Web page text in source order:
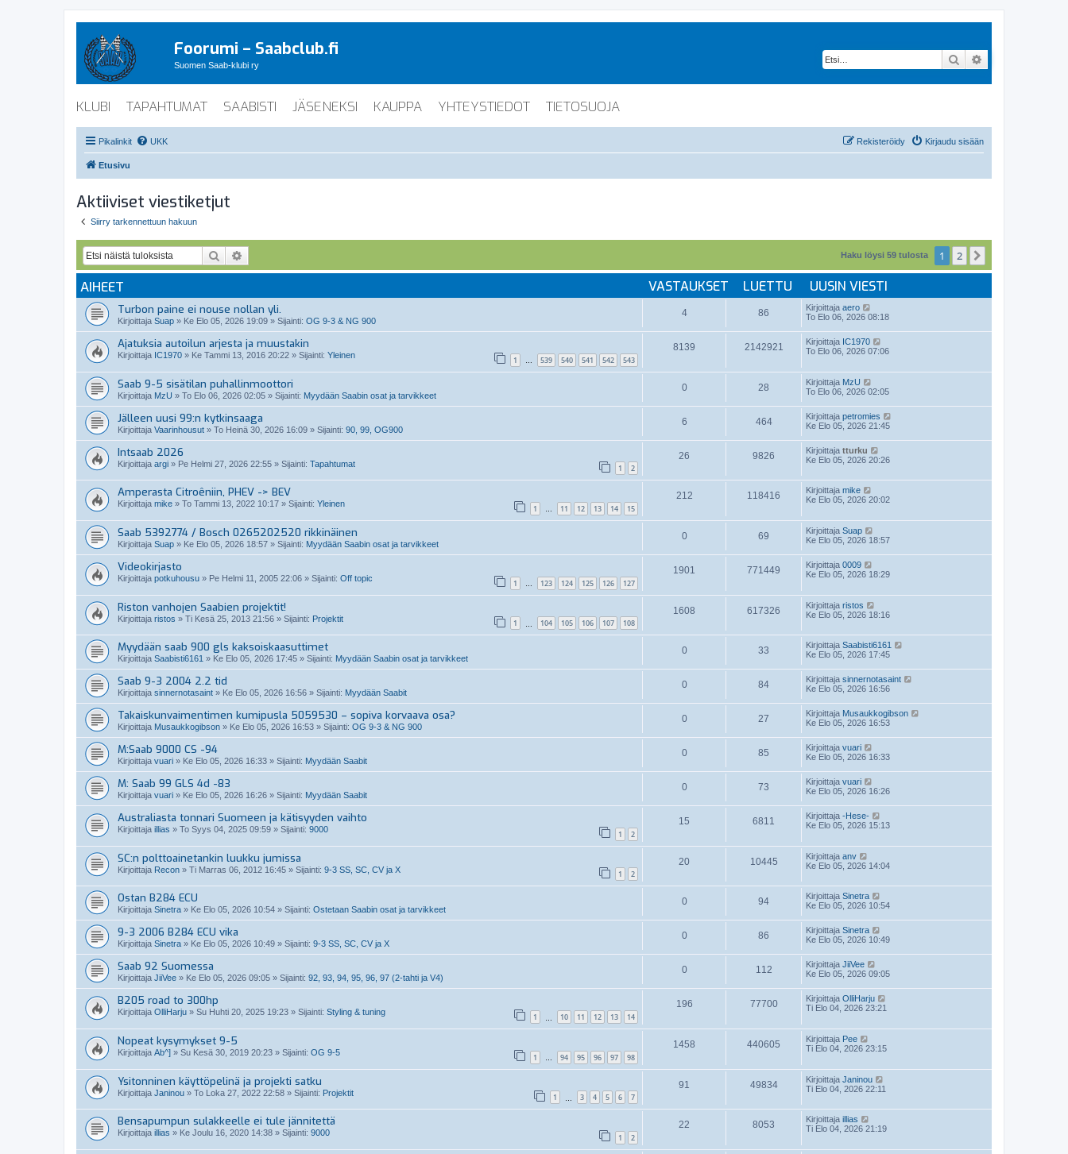
Foorumi – Saabclub.fi
Suomen Saab-klubi ry Etsi
KLUBI TAPAHTUMAT SAABISTI JÄSENEKSI KAUPPA YHTEYSTIEDOT TIETOSUOJA
Pikalinkit UKK Kirjaudu sisään
Rekisteröidy
Etusivu
Aktiiviset viestiketjut
Siirry tarkennettuun hakuun
Etsi Haku löysi 59 tulosta 1 2
AIHEET VASTAUKSET LUETTU UUSIN VIESTI
Turbon paine ei nouse nollan yli.
Kirjoittaja Suap » Ke Elo 05, 2026 19:09 » Sijainti: OG 9-3 & NG 900
4 86 Kirjoittaja aero
To Elo 06, 2026 08:18
Ajatuksia autoilun arjesta ja muustakin
Kirjoittaja IC1970 » Ke Tammi 13, 2016 20:22 » Sijainti: Yleinen 1 … 539 540 541 542 543
8139 2142921 Kirjoittaja IC1970
To Elo 06, 2026 07:06
Saab 9-5 sisätilan puhallinmoottori
Kirjoittaja MzU » To Elo 06, 2026 02:05 » Sijainti: Myydään Saabin osat ja tarvikkeet
0 28 Kirjoittaja MzU
To Elo 06, 2026 02:05
Jälleen uusi 99:n kytkinsaaga
Kirjoittaja Vaarinhousut » To Heinä 30, 2026 16:09 » Sijainti: 90, 99, OG900
6 464 Kirjoittaja petromies
Ke Elo 05, 2026 21:45
Intsaab 2026
Kirjoittaja argi » Pe Helmi 27, 2026 22:55 » Sijainti: Tapahtumat 1 2
26 9826 Kirjoittaja tturku
Ke Elo 05, 2026 20:26
Amperasta Citroêniin, PHEV -> BEV
Kirjoittaja mike » To Tammi 13, 2022 10:17 » Sijainti: Yleinen 1 … 11 12 13 14 15
212 118416 Kirjoittaja mike
Ke Elo 05, 2026 20:02
Saab 5392774 / Bosch 0265202520 rikkinäinen
Kirjoittaja Suap » Ke Elo 05, 2026 18:57 » Sijainti: Myydään Saabin osat ja tarvikkeet
0 69 Kirjoittaja Suap
Ke Elo 05, 2026 18:57
Videokirjasto
Kirjoittaja potkuhousu » Pe Helmi 11, 2005 22:06 » Sijainti: Off topic 1 … 123 124 125 126 127
1901 771449 Kirjoittaja 0009
Ke Elo 05, 2026 18:29
Riston vanhojen Saabien projektit!
Kirjoittaja ristos » Ti Kesä 25, 2013 21:56 » Sijainti: Projektit 1 104 105 106 107 108
1608 617326 Kirjoittaja ristos
Ke Elo 05, 2026 18:16
Myydään saab 900 gls kaksoiskaasuttimet
Kirjoittaja Saabisti6161 » Ke Elo 05, 2026 17:45 » Sijainti: Myydään Saabin osat ja tarvikkeet
0 33 Kirjoittaja Saabisti6161
Ke Elo 05, 2026 17:45
Saab 9-3 2004 2.2 tid
Kirjoittaja sinnernotasaint » Ke Elo 05, 2026 16:56 » Sijainti: Myydään Saabit
0 84 Kirjoittaja sinnernotasaint
Ke Elo 05, 2026 16:56
Takaiskunvaimentimen kumipusla 5059530 – sopiva korvaava osa?
Kirjoittaja Musaukkogibson » Ke Elo 05, 2026 16:53 » Sijainti: OG 9-3 & NG 900
0 27 Kirjoittaja Musaukkogibson
Ke Elo 05, 2026 16:53
M:Saab 9000 CS -94
Kirjoittaja vuari » Ke Elo 05, 2026 16:33 » Sijainti: Myydään Saabit
0 85 Kirjoittaja vuari
Ke Elo 05, 2026 16:33
M: Saab 99 GLS 4d -83
Kirjoittaja vuari » Ke Elo 05, 2026 16:26 » Sijainti: Myydään Saabit
0 73 Kirjoittaja vuari
Ke Elo 05, 2026 16:26
Australiasta tonnari Suomeen ja kätisyyden vaihto
Kirjoittaja illias » To Syys 04, 2025 09:59 » Sijainti: 9000 1 2
15 6811 Kirjoittaja -Hese-
Ke Elo 05, 2026 15:13
SC:n polttoainetankin luukku jumissa
Kirjoittaja Recon » Ti Marras 06, 2012 16:45 » Sijainti: 9-3 SS, SC, CV ja X 1 2
20 10445 Kirjoittaja anv
Ke Elo 05, 2026 14:04
Ostan B284 ECU
Kirjoittaja Sinetra » Ke Elo 05, 2026 10:54 » Sijainti: Ostetaan Saabin osat ja tarvikkeet
0 94 Kirjoittaja Sinetra
Ke Elo 05, 2026 10:54
9-3 2006 B284 ECU vika
Kirjoittaja Sinetra » Ke Elo 05, 2026 10:49 » Sijainti: 9-3 SS, SC, CV ja X
0 86 Kirjoittaja Sinetra
Ke Elo 05, 2026 10:49
Saab 92 Suomessa
Kirjoittaja JiiVee » Ke Elo 05, 2026 09:05 » Sijainti: 92, 93, 94, 95, 96, 97 (2-tahti ja V4)
0 112 Kirjoittaja JiiVee
Ke Elo 05, 2026 09:05
B205 road to 300hp
Kirjoittaja OlliHarju » Su Huhti 20, 2025 19:23 » Sijainti: Styling & tuning 1 10 11 12 13 14
196 77700 Kirjoittaja OlliHarju
Ti Elo 04, 2026 23:21
Nopeat kysymykset 9-5
Kirjoittaja Ab^] » Su Kesä 30, 2019 20:23 » Sijainti: OG 9-5 1 … 94 95 96 97 98
1458 440605 Kirjoittaja Pee
Ti Elo 04, 2026 23:15
Ysitonninen käyttöpelinä ja projekti satku
Kirjoittaja Janinou » To Loka 27, 2022 22:58 » Sijainti: Projektit 1 3 4 5 6 7
91 49834 Kirjoittaja Janinou
Ti Elo 04, 2026 22:11
Bensapumpun sulakkeelle ei tule jännitettä
Kirjoittaja illias » Ke Joulu 16, 2020 14:38 » Sijainti: 9000 1 2
22 8053 Kirjoittaja illias
Ti Elo 04, 2026 21:19